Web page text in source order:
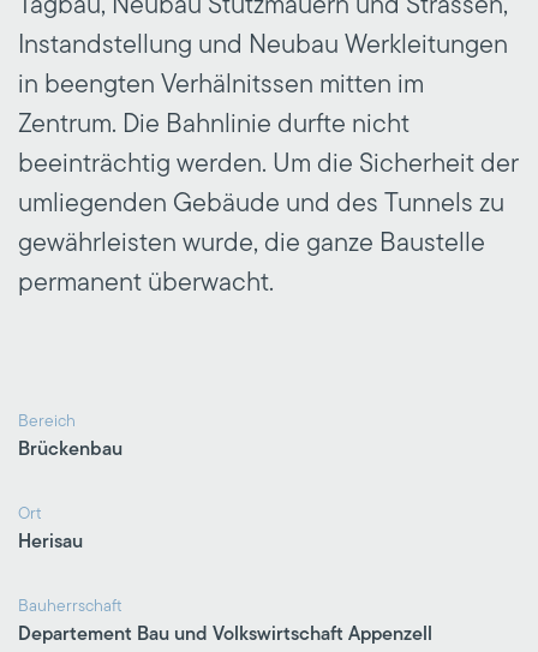
Instandstellung und Neubau Werkleitungen
in beengten Verhälnitssen mitten im
Zentrum. Die Bahnlinie durfte nicht
beeinträchtig werden. Um die Sicherheit der
umliegenden Gebäude und des Tunnels zu
gewährleisten wurde, die ganze Baustelle
permanent überwacht.
Bereich
Brückenbau
Ort
Herisau
Bauherrschaft
Departement Bau und Volkswirtschaft Appenzell